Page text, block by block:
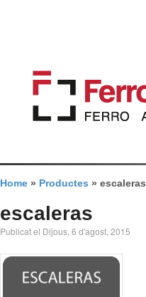
Home » Productes » escaleras
escaleras
Publicat el Dijous, 6 d'agost, 2015